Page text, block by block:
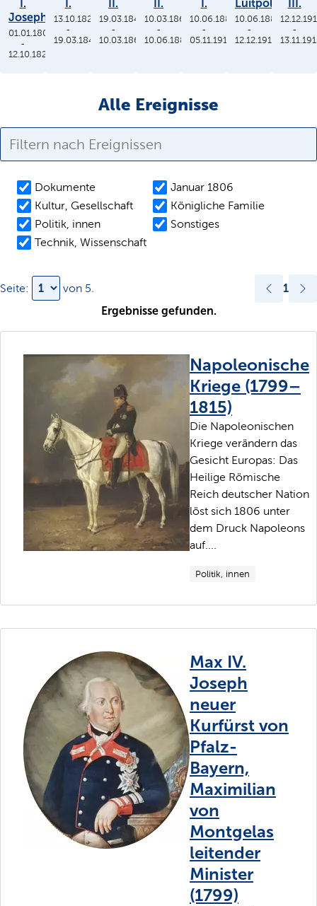
I.
Joseph
01.01.1806
-
12.10.1825
I.
13.10.1825
-
19.03.1848
II.
19.03.1848
-
10.03.1864
II.
10.03.1864
-
10.06.1886
I.
10.06.1886
-
05.11.1913
Luitpold
10.06.1886
-
12.12.1912
III.
-
Alle Ereignisse
Dokumente
Januar 1806
Kultur, Gesellschaft
Königliche Familie
Politik, innen
Sonstiges
Technik, Wissenschaft
Seite: von 5.
1
Ergebnisse gefunden.
Napoleonische
Kriege (1799–
1815)
Die Napoleonischen
Kriege verändern das
Gesicht Europas: Das
Heilige Römische
Reich deutscher Nation
löst sich 1806 unter
dem Druck Napoleons
auf....
Politik, innen
Max IV.
Joseph
neuer
Kurfürst von
Pfalz-
Bayern,
Maximilian
von
Montgelas
leitender
Minister
(1799)